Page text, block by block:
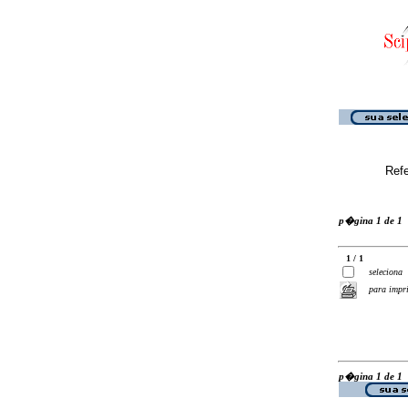
p�gina 1 de 1
1 / 1
seleciona
para
p�gina 1 de 1